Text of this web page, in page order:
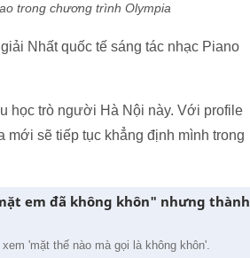
trong chương trình Olympia
Nhất quốc tế sáng tác nhạc Piano
học trò người Hà Nội này. Với profile
mới sẽ tiếp tục khẳng định mình trong
em đã không khôn" nhưng thành
xem 'mặt thế nào mà gọi là không khôn'.